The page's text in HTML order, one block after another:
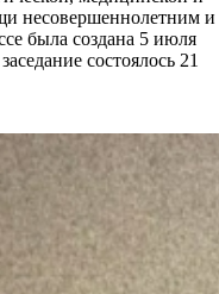
несовершеннолетним и
была создана 5 июля
состоялось 21